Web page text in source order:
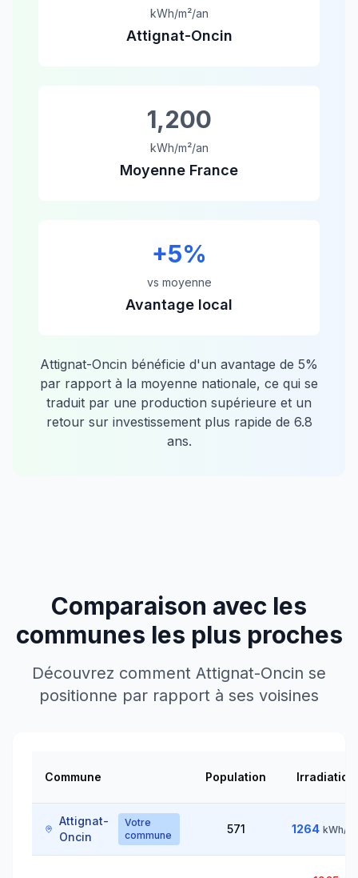
kWh/m²/an
Attignat-Oncin
1,200
kWh/m²/an
Moyenne France
+5%
vs moyenne
Avantage local
Attignat-Oncin bénéficie d'un avantage de 5%
par rapport à la moyenne nationale, ce qui se
traduit par une production supérieure et un
retour sur investissement plus rapide de 6.8
ans.
Comparaison avec les
communes les plus proches
Découvrez comment Attignat-Oncin se
positionne par rapport à ses voisines
Commune Population Irradiation
Attignat-
Oncin
Votre
commune
571 1264 kWh/